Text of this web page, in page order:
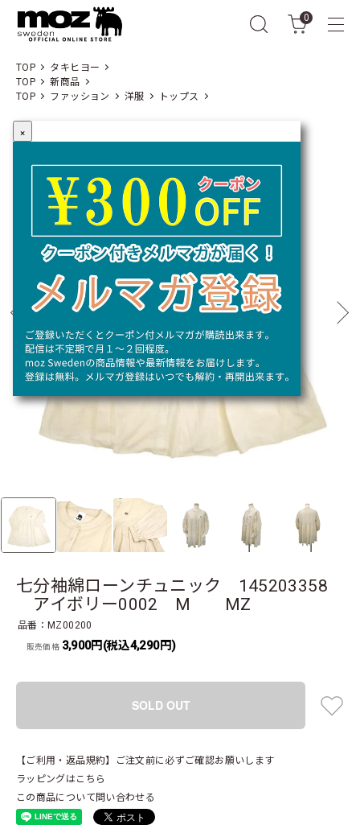
0
TOP
タキヒヨー
TOP
新商品
TOP
ファッション 洋服 トップス
七分袖綿ローンチュニック 145203358
アイボリー0002 M MZ
品番：MZ00200
販売価格 3,900円(税込4,290円)
SOLD OUT
【ご利用・返品規約】ご注文前に必ずご確認お願いします
ラッピングはこちら
この商品について問い合わせる
×